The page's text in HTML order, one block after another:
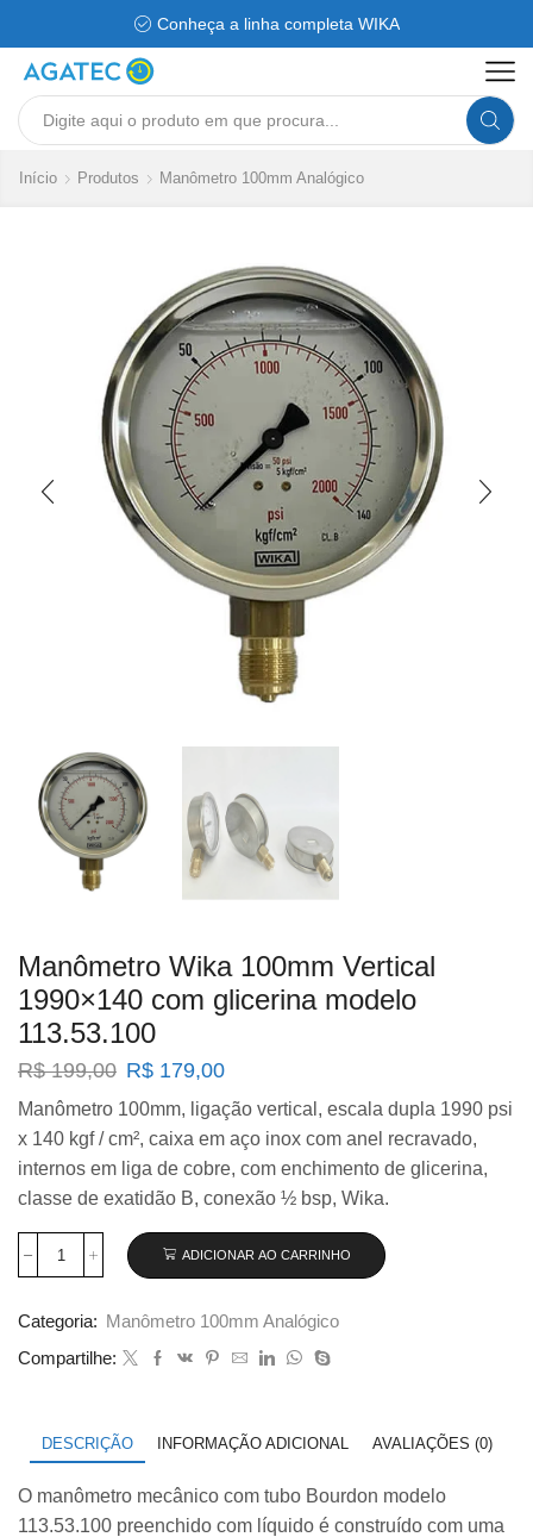
Conheça a linha completa WIKA
Search
Início Produtos Manômetro 100mm Analógico
Manômetro Wika 100mm Vertical
1990×140 com glicerina modelo
113.53.100
R$199,00 O
original
era:
R$ 199,00.
R$ 179,00O
atual
é:
R$ 179,00.
Manômetro 100mm, ligação vertical, escala dupla 1990 psi
x 140 kgf / cm², caixa em aço inox com anel recravado,
internos em liga de cobre, com enchimento de glicerina,
classe de exatidão B, conexão ½ bsp, Wika.
Manômetro
Vertical
1990×140
com
113.53.100
quantidade
ADICIONAR AO CARRINHO
Categoria:
Manômetro 100mm Analógico
Compartilhe:
DESCRIÇÃO INFORMAÇÃO ADICIONAL AVALIAÇÕES (0)
O manômetro mecânico com tubo Bourdon modelo
113.53.100 preenchido com líquido é construído com uma